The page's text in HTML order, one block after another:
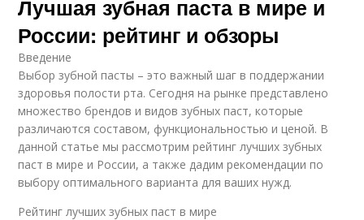
Лучшая зубная паста в мире и
России: рейтинг и обзоры
Введение
Выбор зубной пасты – это важный шаг в поддержании
здоровья полости рта. Сегодня на рынке представлено
множество брендов и видов зубных паст, которые
различаются составом, функциональностью и ценой. В
данной статье мы рассмотрим рейтинг лучших зубных
паст в мире и России, а также дадим рекомендации по
выбору оптимального варианта для ваших нужд.
Рейтинг лучших зубных паст в мире